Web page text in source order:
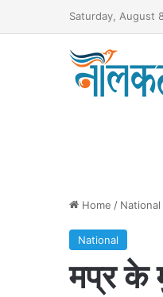
Saturday, August
Home / National
National
मप्र के